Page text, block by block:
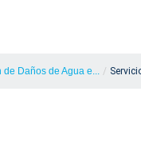
Daños de Agua e... /